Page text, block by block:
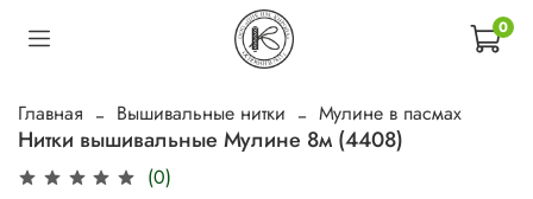
0
Главная Вышивальные нитки Мулине в пасмах
Нитки вышивальные Мулине 8м (4408)
(0)